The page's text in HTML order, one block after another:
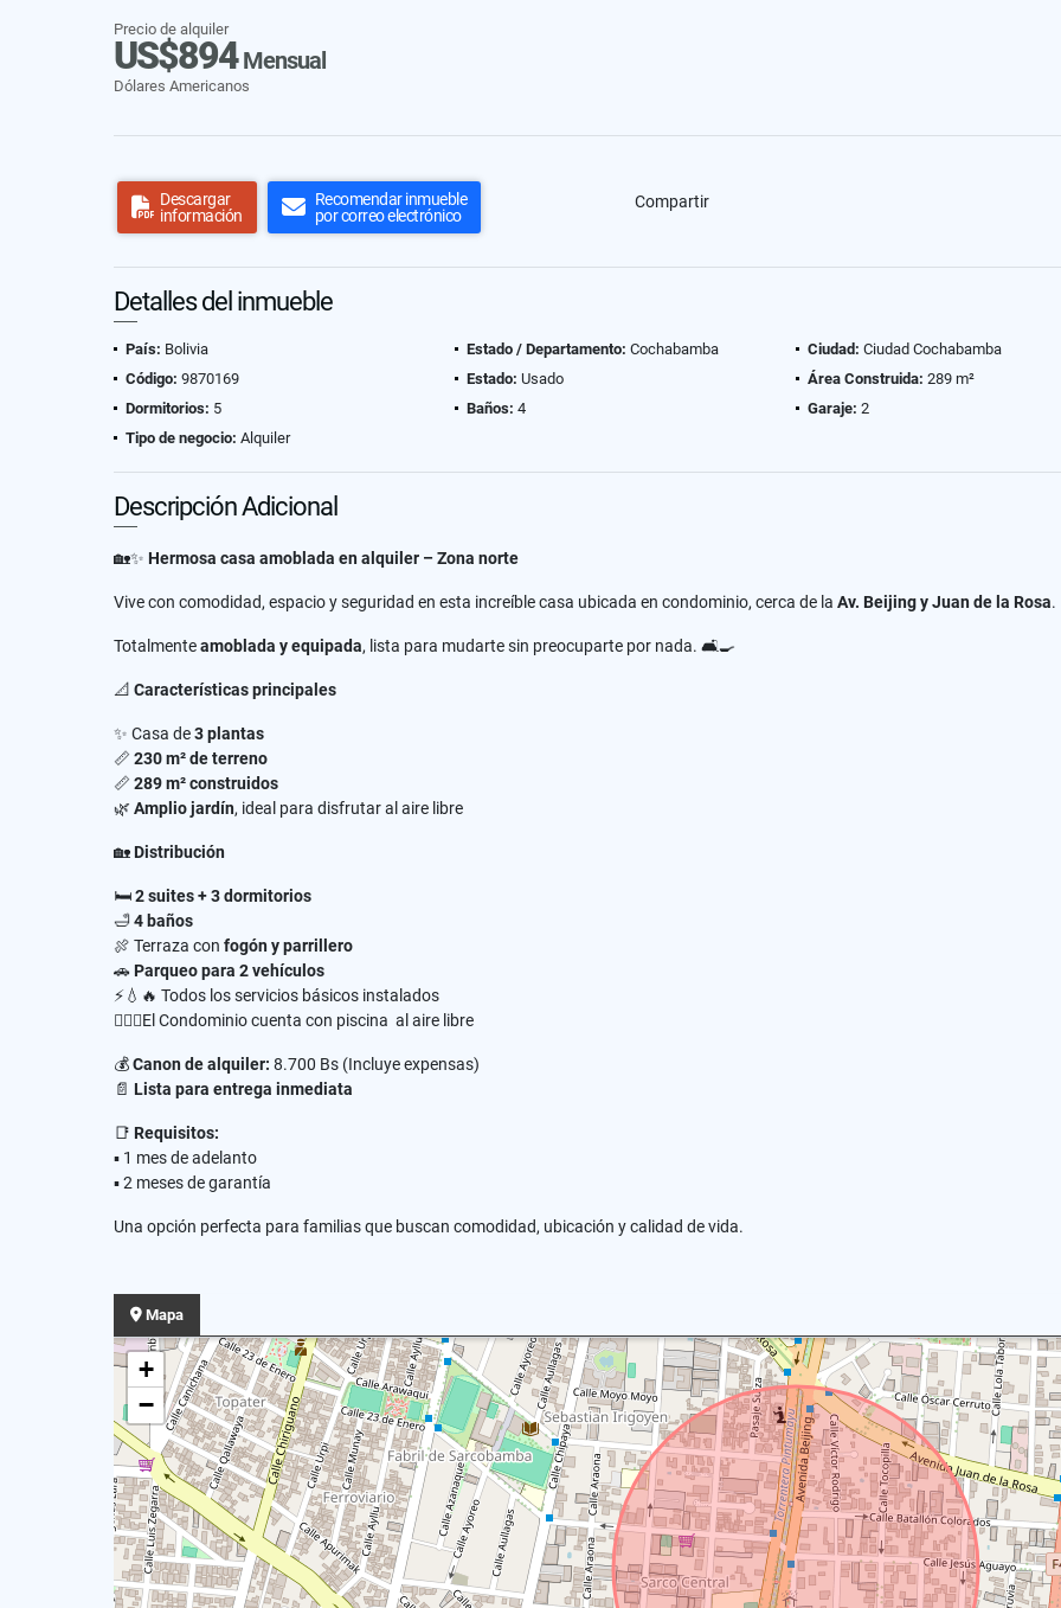
Precio de alquiler
US$894Mensual
Dólares Americanos
Descargar
información
Recomendar inmueble
por correo electrónico
Compartir
Detalles del inmueble
País: Bolivia Estado / Departamento: Cochabamba Ciudad: Ciudad Cochabamba
Código: 9870169 Estado: Usado Área Construida: 289 m²
Dormitorios: 5 Baños: 4 Garaje: 2
Tipo de negocio: Alquiler
Descripción Adicional
🏡✨ Hermosa casa amoblada en alquiler – Zona norte
Vive con comodidad, espacio y seguridad en esta increíble casa ubicada en condominio, cerca de la Av. Beijing y Juan de la Rosa.
Totalmenteamoblada y equipada, lista para mudarte sin preocuparte por nada. 🛋️🍳
📐 Características principales
✨ Casa de3 plantas
📏 230 m² de terreno
📏 289 m² construidos
🌿 Amplio jardín, ideal para disfrutar al aire libre
🏡Distribución
🛏️2 suites + 3 dormitorios
🛁4 baños
🍖 Terraza con fogón y parrillero
🚗Parqueo para 2 vehículos
⚡💧🔥 Todos los servicios básicos instalados
🏊🏼‍♂️El Condominio cuenta con piscina al aire libre
💰Canon de alquiler: 8.700 Bs (Incluye expensas)
📄 Lista para entrega inmediata
📑 Requisitos:
▪️ 1 mes de adelanto
▪️ 2 meses de garantía
Una opción perfecta para familias que buscan comodidad, ubicación y calidad de vida.
Mapa
+
−